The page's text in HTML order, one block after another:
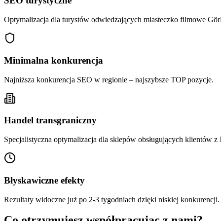
Optymalizacja dla turystów odwiedzających miasteczko filmowe
Minimalna konkurencja
Najniższa konkurencja SEO w regionie – najszybsze TOP pozycje.
Handel transgraniczny
Specjalistyczna optymalizacja dla sklepów obsługujących klientów z
Błyskawiczne efekty
Rezultaty widoczne już po 2-3 tygodniach dzięki niskiej konkurencji.